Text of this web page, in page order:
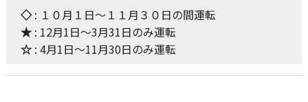
◇: １０月１日～１１月３０日の間運転
★ : 12月1日～3月31日のみ運転
☆ : 4月1日～11月30日のみ運転